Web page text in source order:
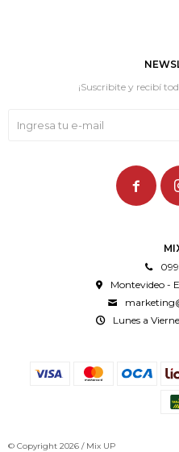
Montevideo -
Lunes a
¡Suscribite y recibí

© Copyright 2026 / Mix UP